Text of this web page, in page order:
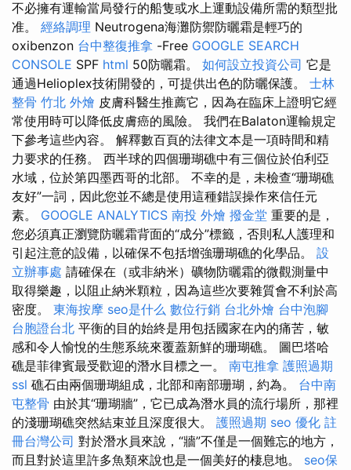
不必擁有運輸當局發行的船隻或水上運動設備所需的類型批
准。 經絡調理 Neutrogena海灘防禦防曬霜是輕巧的
oxibenzon 台中整復推拿 -Free GOOGLE SEARCH
CONSOLE SPF html 50防曬霜。 如何設立投資公司 它是
通過Helioplex技術開發的，可提供出色的防曬保護。 士林
整骨 竹北 外燴 皮膚科醫生推薦它，因為在臨床上證明它經
常使用時可以降低皮膚癌的風險。 我們在Balaton運輸規定
下參考這些內容。 解釋數百頁的法律文本是一項時間和精
力要求的任務。 西半球的四個珊瑚礁中有三個位於伯利亞
水域，位於第四墨西哥的北部。 不幸的是，未檢查“珊瑚礁
友好”一詞，因此您並不總是使用這種錯誤操作來信任元
素。 GOOGLE ANALYTICS 南投 外燴 撥金堂 重要的是，
您必須真正瀏覽防曬霜背面的“成分”標籤，否則私人護理和
引起注意的設備，以確保不包括增強珊瑚礁的化學品。 設
立辦事處 請確保在（或非納米）礦物防曬霜的微觀測量中
取得樂趣，以阻止納米顆粒，因為這些次要雜質會不利於高
密度。 東海按摩 seo是什么 數位行銷 台北外燴 台中泡腳
台胞證台北 平衡的目的始終是用包括國家在內的痛苦，敏
感和令人愉悅的生態系統來覆蓋新鮮的珊瑚礁。 圖巴塔哈
礁是菲律賓最受歡迎的潛水目標之一。 南屯推拿 護照過期
ssl 礁石由兩個珊瑚組成，北部和南部珊瑚，約為。 台中南
屯整骨 由於其“珊瑚牆”，它已成為潛水員的流行場所，那裡
的淺珊瑚礁突然結束並且深度很大。 護照過期 seo 優化 註
冊台灣公司 對於潛水員來說，“牆”不僅是一個難忘的地方，
而且對於這里許多魚類來說也是一個美好的棲息地。 seo保